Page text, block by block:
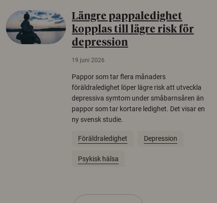
Längre pappaledighet
kopplas till lägre risk för
depression
19 juni 2026
Pappor som tar flera månaders
föräldraledighet löper lägre risk att utveckla
depressiva symtom under småbarnsåren än
pappor som tar kortare ledighet. Det visar en
ny svensk studie.
Föräldraledighet Depression
Psykisk hälsa